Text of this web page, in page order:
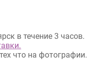
в течение 3 часов.
что на фотографии.